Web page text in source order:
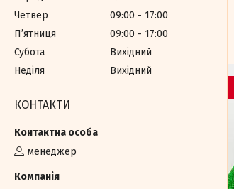
Четвер
09:00
17:00
Пʼятниця
09:00
17:00
Субота
Вихідний
Неділя
Вихідний
КОНТАКТИ
менеджер